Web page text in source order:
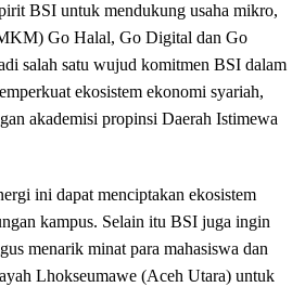
BSI untuk mendukung usaha mikro,
Go Halal, Go Digital dan Go
salah satu wujud komitmen BSI dalam
ekosistem ekonomi syariah,
akademisi propinsi Daerah Istimewa
ini dapat menciptakan ekosistem
kampus. Selain itu BSI juga ingin
menarik minat para mahasiswa dan
Lhokseumawe (Aceh Utara) untuk